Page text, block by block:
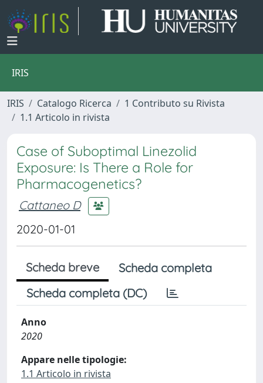
IRIS
IRIS Catalogo Ricerca
1 Contributo su Rivista
1.1 Articolo in rivista
Case of Suboptimal Linezolid
Exposure: Is There a Role for
Pharmacogenetics?
Cattaneo D
2020-01-01
Scheda breve
Scheda completa
Scheda completa (DC)
Anno
2020
Appare nelle tipologie:
1.1 Articolo in rivista